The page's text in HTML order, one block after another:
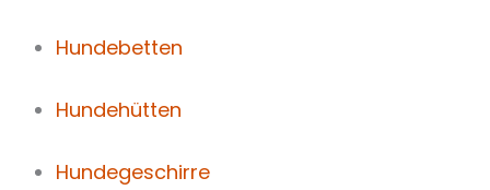
Hundebetten
Hundehütten
Hundegeschirre